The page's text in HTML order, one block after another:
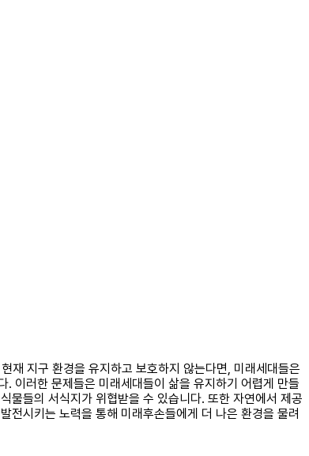
재 지구 환경을 유지하고 보호하지 않는다면, 미래세대들은
이러한 문제들은 미래세대들이 삶을 유지하기 어렵게 만들
물들의 서식지가 위협받을 수 있습니다. 또한 자연에서 제공
전시키는 노력을 통해 미래후손들에게 더 나은 환경을 물려